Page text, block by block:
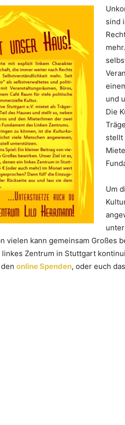
sind
und
Die
stellt
Um
vielen kann gemeinsam Großes
Zentrum in Stuttgart
online Spenden, oder euch